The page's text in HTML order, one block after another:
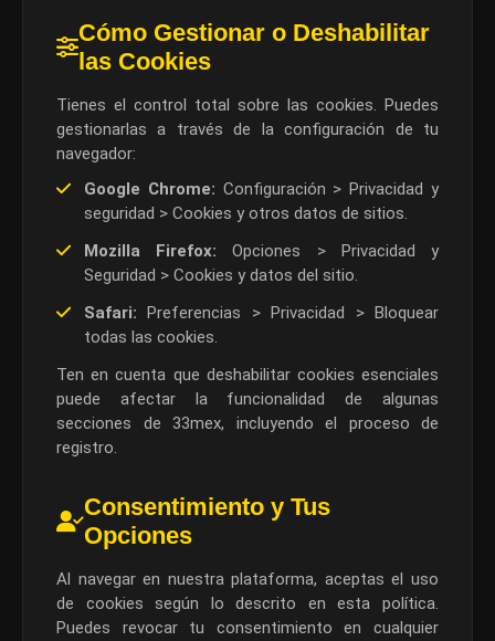
Cómo Gestionar o Deshabilitar
las Cookies
Tienes el control total sobre las cookies. Puedes
gestionarlas a través de la configuración de tu
navegador:
Google Chrome: Configuración > Privacidad y
seguridad > Cookies y otros datos de sitios.
Mozilla Firefox: Opciones > Privacidad y
Seguridad > Cookies y datos del sitio.
Safari: Preferencias > Privacidad > Bloquear
todas las cookies.
Ten en cuenta que deshabilitar cookies esenciales
puede afectar la funcionalidad de algunas
secciones de 33mex, incluyendo el proceso de
registro.
Consentimiento y Tus
Opciones
Al navegar en nuestra plataforma, aceptas el uso
de cookies según lo descrito en esta política.
Puedes revocar tu consentimiento en cualquier